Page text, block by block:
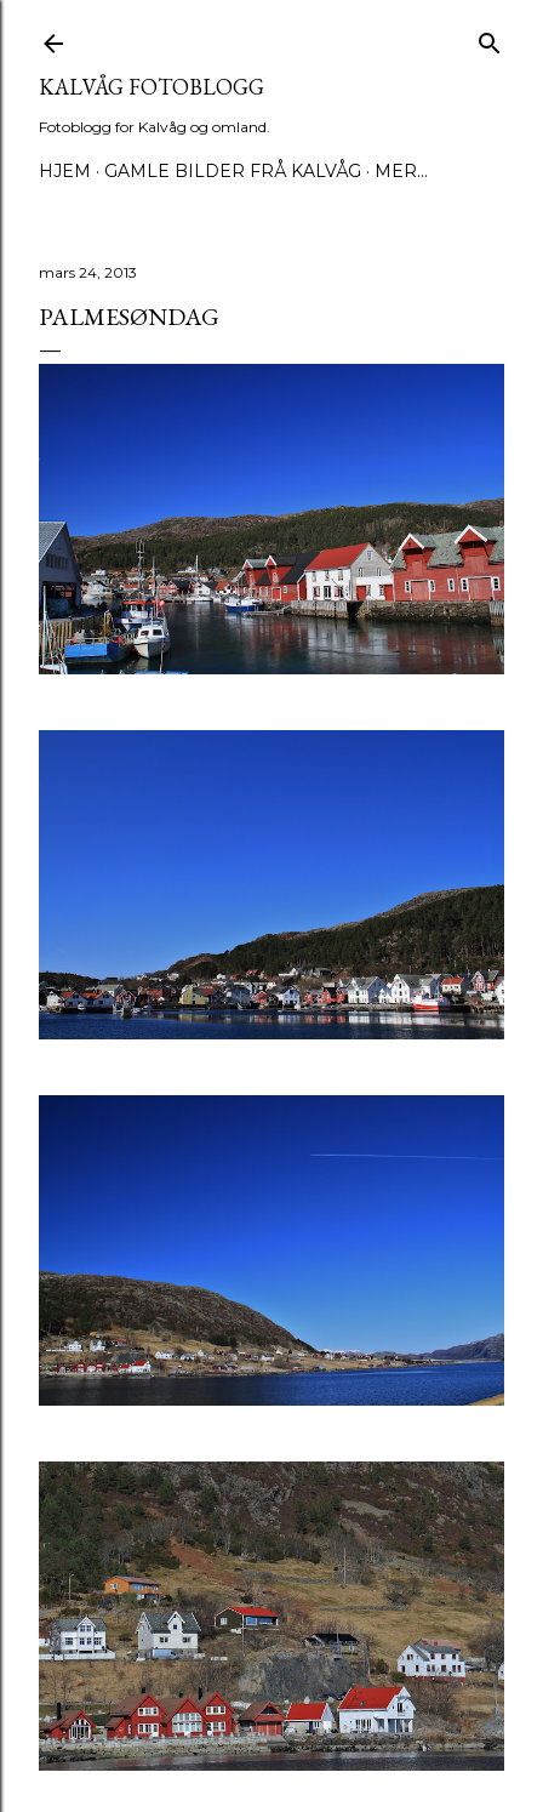
KALVÅG FOTOBLOGG
Fotoblogg for Kalvåg og omland.
HJEM GAMLE BILDER FRÅ KALVÅG MER…
mars 24, 2013
PALMESØNDAG